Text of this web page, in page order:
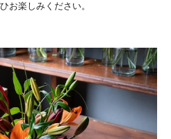
お楽しみください。